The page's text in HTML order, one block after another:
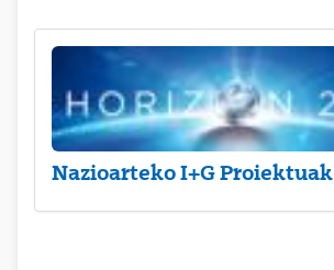
Nazioarteko I+G Proiektuak